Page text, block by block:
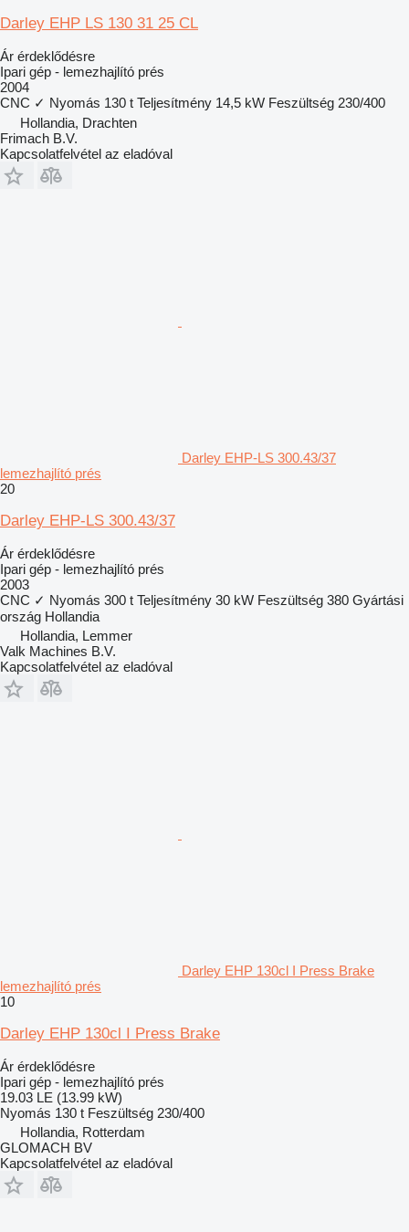
Darley EHP LS 130 31 25 CL
Ár érdeklődésre
Ipari gép - lemezhajlító prés
2004
CNC ✓ Nyomás 130 t Teljesítmény 14,5 kW Feszültség 230/400
Hollandia, Drachten
Frimach B.V.
Kapcsolatfelvétel az eladóval
Darley EHP-LS 300.43/37
lemezhajlító prés
20
Darley EHP-LS 300.43/37
Ár érdeklődésre
Ipari gép - lemezhajlító prés
2003
CNC ✓ Nyomás 300 t Teljesítmény 30 kW Feszültség 380 Gyártási
ország Hollandia
Hollandia, Lemmer
Valk Machines B.V.
Kapcsolatfelvétel az eladóval
Darley EHP 130cl I Press Brake
lemezhajlító prés
10
Darley EHP 130cl I Press Brake
Ár érdeklődésre
Ipari gép - lemezhajlító prés
19.03 LE (13.99 kW)
Nyomás 130 t Feszültség 230/400
Hollandia, Rotterdam
GLOMACH BV
Kapcsolatfelvétel az eladóval